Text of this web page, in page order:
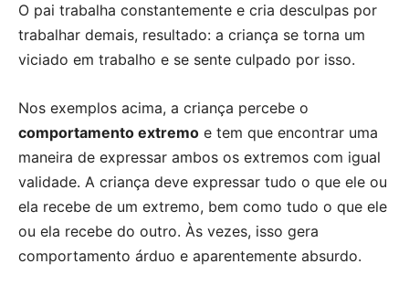
O pai trabalha constantemente e cria desculpas por
trabalhar demais, resultado: a criança se torna um
viciado em trabalho e se sente culpado por isso.
Nos exemplos acima, a criança percebe o
comportamento extremo e tem que encontrar uma
maneira de expressar ambos os extremos com igual
validade. A criança deve expressar tudo o que ele ou
ela recebe de um extremo, bem como tudo o que ele
ou ela recebe do outro. Às vezes, isso gera
comportamento árduo e aparentemente absurdo.